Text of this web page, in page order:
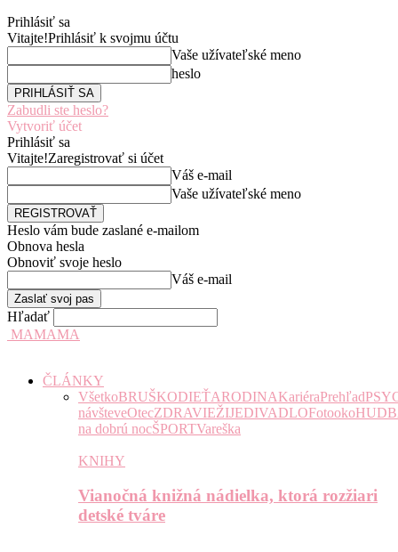
Prihlásiť sa
Vitajte!Prihlásiť k svojmu účtu
Vaše užívateľské meno
heslo
Zabudli ste heslo?
Vytvoriť účet
Prihlásiť sa
Vitajte!Zaregistrovať si účet
Váš e-mail
Vaše užívateľské meno
Heslo vám bude zaslané e-mailom
Obnova hesla
Obnoviť svoje heslo
Váš e-mail
Hľadať
MAMAMA
ČLÁNKY
VšetkoBRUŠKODIEŤARODINAKariéraPrehľad
návšteveOtecZDRAVIEŽIJEDIVADLOFotooko
na dobrú nocŠPORTVareška
KNIHY
Vianočná knižná nádielka, ktorá rozžiari
detské tváre